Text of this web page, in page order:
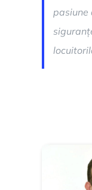
pasiune